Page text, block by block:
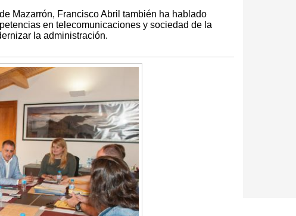
Mazarrón, Francisco Abril también ha hablado
en telecomunicaciones y sociedad de la
la administración.